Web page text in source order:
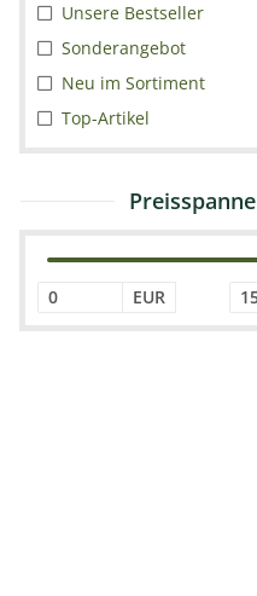
Unsere Bestseller
Sonderangebot
Neu im Sortiment
Top-Artikel
Preisspanne
EUR